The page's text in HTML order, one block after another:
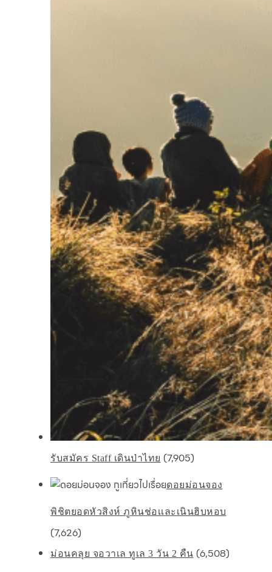
รับสมัคร Staff เดินป่าไทย (7,905)
ดอยม่อนจอง
พิชิตยอดหัวสิงห์ ภูหินช่อเเละเนินฮิบหอบ
(7,626)
ม่อนคลุย จอวาเล ทูเล 3 วัน 2 คืน (6,508)